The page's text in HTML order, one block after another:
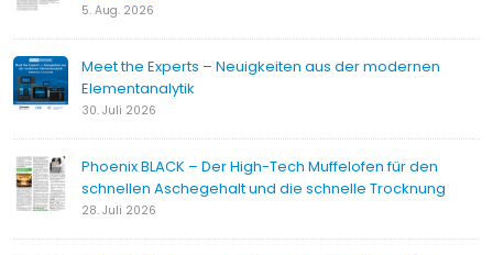
5. Aug. 2026
Meet the Experts – Neuigkeiten aus der modernen
Elementanalytik
30. Juli 2026
Phoenix BLACK – Der High-Tech Muffelofen für den
schnellen Aschegehalt und die schnelle Trocknung
28. Juli 2026